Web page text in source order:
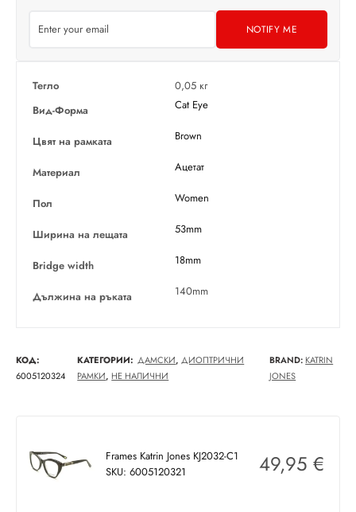
NOTIFY ME
Тегло
0,05 кг
Вид-Форма
Cat Eye
Цвят на рамката Brown
Материал Ацетат
Пол Women
Ширина на лещата 53mm
Bridge width 18mm
Дължина на ръката 140mm
КОД:
6005120324
КАТЕГОРИИ: ДАМСКИ,ДИОПТРИЧНИ
РАМКИ, НЕ НАЛИЧНИ
BRAND: KATRIN
JONES
Frames Katrin Jones KJ2032-C1
SKU: 6005120321
49,95 €